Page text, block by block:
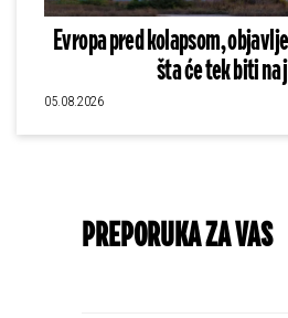
Evropa pred kolapsom,
šta će tek biti na
05.08.2026
PREPORUKA ZA VAS